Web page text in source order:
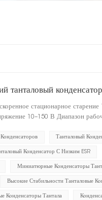
танталовый
стационарное старение
10–150 В Диапазон
Танталовый
Конденсатор С Низким ESR
Миниатюрные Конденсаторы
Высокие Стабильности Танталовые
Конденсаторы Тантала